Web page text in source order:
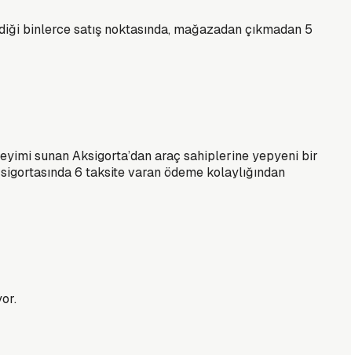
binlerce satış noktasında, mağazadan çıkmadan 5
sunan Aksigorta’dan araç sahiplerine yepyeni bir
6 taksite varan ödeme kolaylığından